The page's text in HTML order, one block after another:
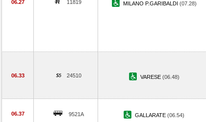
06.27 11819 MILANO P.GARIBALDI (07.28)
06.33 24510 VARESE (06.48)
06.37 9521A GALLARATE (06.54)